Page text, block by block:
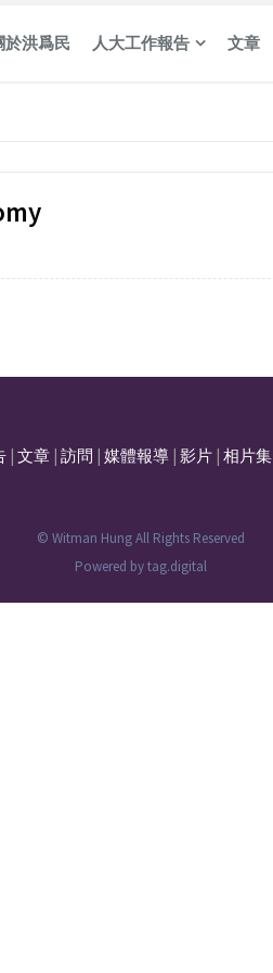
於洪爲民 人大工作報告 文章
文章 訪問 媒體報導 影片 相片集
© Witman Hung All Rights Reserved
Powered bytag.digital